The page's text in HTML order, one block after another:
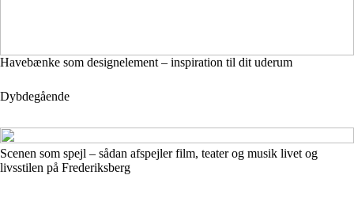
Havebænke som designelement – inspiration til dit uderum
Dybdegående
Scenen som spejl – sådan afspejler film, teater og musik livet og
livsstilen på Frederiksberg